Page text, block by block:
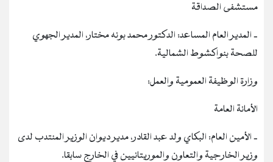
مستشفى الصداقة
‐ المدير العام المساعد: الدكتور محمد بونه مختار، المدير الجهوي
للصحة بنواكشوط الشمالية.
وزارة الوظيفة العمومية والعمل:
الأمانة العامة
‐ الأمين العام: البكاي ولد عبد القادر، مدير ديوان الوزير المنتدب لدى
وزير الخارجية والتعاون والموريتانيين في الخارج سابقا.